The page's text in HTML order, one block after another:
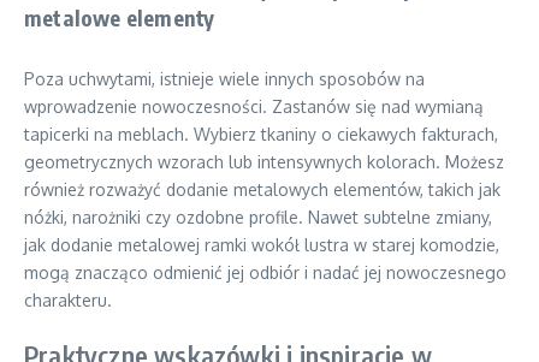
metalowe elementy
Poza uchwytami, istnieje wiele innych sposobów na
wprowadzenie nowoczesności. Zastanów się nad wymianą
tapicerki na meblach. Wybierz tkaniny o ciekawych fakturach,
geometrycznych wzorach lub intensywnych kolorach. Możesz
również rozważyć dodanie metalowych elementów, takich jak
nóżki, narożniki czy ozdobne profile. Nawet subtelne zmiany,
jak dodanie metalowej ramki wokół lustra w starej komodzie,
mogą znacząco odmienić jej odbiór i nadać jej nowoczesnego
charakteru.
Praktyczne wskazówki i inspiracje w